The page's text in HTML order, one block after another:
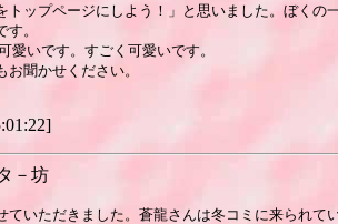
トップページにしよう！」と思いました。ぼくの
。
いです。すごく可愛いです。
聞かせください。
－坊
いただきました。蒼龍さんは冬コミに来られて